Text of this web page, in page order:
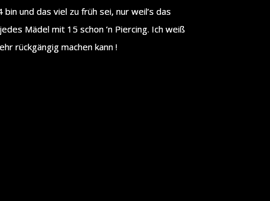
und das viel zu früh sei, nur weil’s das
Mädel mit 15 schon ’n Piercing. Ich weiß
rückgängig machen kann !